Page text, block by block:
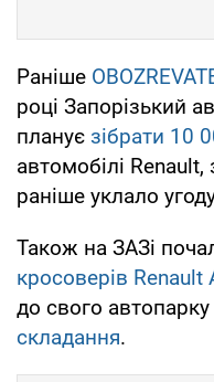
Раніше
році Запорізький
планує зібрати 10
автомобілі
раніше уклало
Також на ЗАЗі
кросоверів Renault
до свого автопарку
складання.